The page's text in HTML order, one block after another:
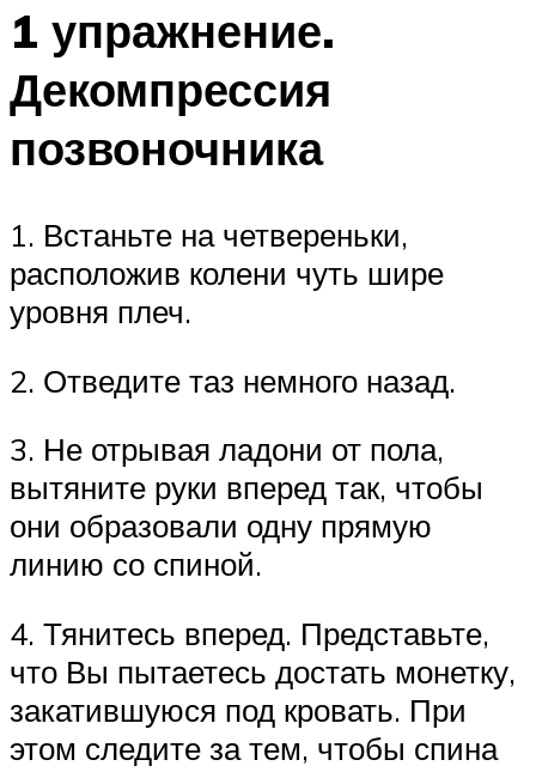
1 упражнение.
Декомпрессия
позвоночника
1. Встаньте на четвереньки,
расположив колени чуть шире
уровня плеч.
2. Отведите таз немного назад.
3. Не отрывая ладони от пола,
вытяните руки вперед так, чтобы
они образовали одну прямую
линию со спиной.
4. Тянитесь вперед. Представьте,
что Вы пытаетесь достать монетку,
закатившуюся под кровать. При
этом следите за тем, чтобы спина